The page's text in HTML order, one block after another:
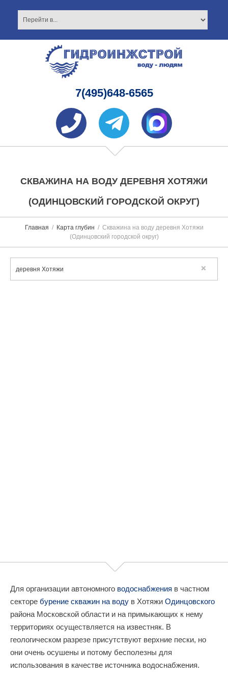
7(495)648-6565
СКВАЖИНА НА ВОДУ ДЕРЕВНЯ ХОТЯЖИ
(ОДИНЦОВСКИЙ ГОРОДСКОЙ ОКРУГ)
Главная Карта глубин
Скважина на воду деревня Хотяжи
(Одинцовский городской округ)
Для организации автономного водоснабжения в частном
секторе бурение скважин на воду в Хотяжи Одинцовского
района Московской области и на примыкающих к нему
территориях осуществляется на известняк. В
геологическом разрезе присутствуют верхние пески, но
они очень осушены и потому бесполезны для
использования в качестве источника водоснабжения.